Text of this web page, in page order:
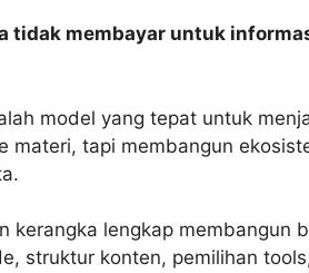
tidak membayar untuk
model yang tepat untuk
materi, tapi membangun
kerangka lengkap membangun
struktur konten, pemilihan